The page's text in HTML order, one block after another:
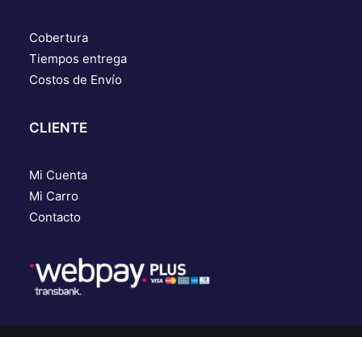
Cobertura
Tiempos entrega
Costos de Envío
CLIENTE
Mi Cuenta
Mi Carro
Contacto